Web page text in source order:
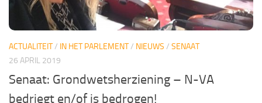
ACTUALITEIT/ IN HET PARLEMENT/ NIEUWS / SENAAT
26 APRIL 2019
Senaat: Grondwetsherziening – N-VA
bedriegt en/of is bedrogen!